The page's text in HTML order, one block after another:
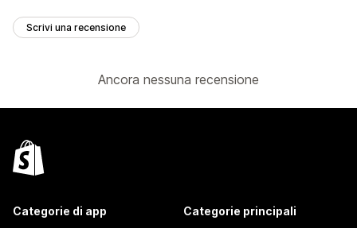
Scrivi una recensione
Ancora nessuna recensione
Categorie di app Categorie principali